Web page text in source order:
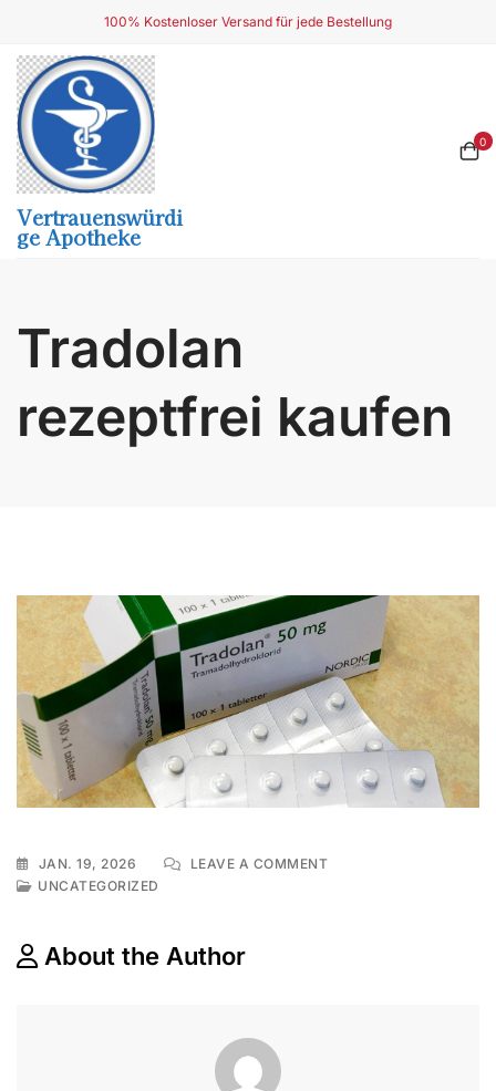
content
100% Kostenloser Versand für jede Bestellung
Vertrauenswürdi
Ge Apotheke
0
Tradolan
rezeptfrei kaufen
JAN. 19, 2026 LEAVE A COMMENTON
UNCATEGORIZED
About the Author